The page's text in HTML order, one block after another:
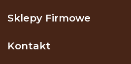
Sklepy Firmowe
Kontakt